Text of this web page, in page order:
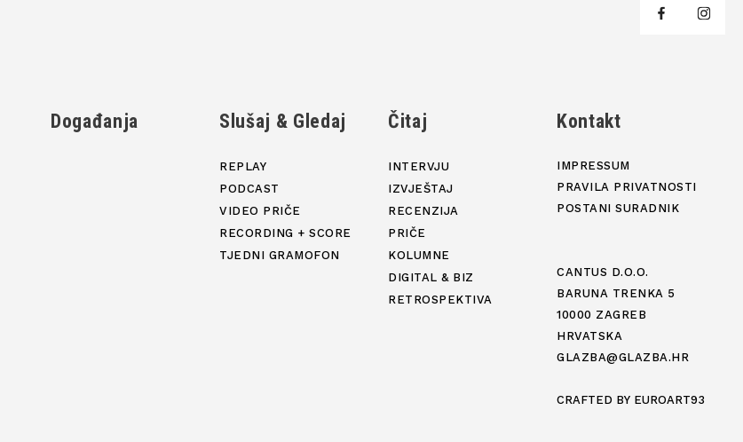
Događanja Slušaj & Gledaj
REPLAY
PODCAST
VIDEO PRIČE
RECORDING + SCORE
TJEDNI GRAMOFON
Čitaj
INTERVJU
IZVJEŠTAJ
RECENZIJA
PRIČE
KOLUMNE
DIGITAL & BIZ
RETROSPEKTIVA
Kontakt
IMPRESSUM
PRAVILA PRIVATNOSTI
POSTANI SURADNIK
CANTUS D.O.O.
BARUNA TRENKA 5
10000 ZAGREB
HRVATSKA
GLAZBA@GLAZBA.HR
CRAFTED BY EUROART93